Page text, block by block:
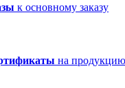
к основному заказу
на продукцию